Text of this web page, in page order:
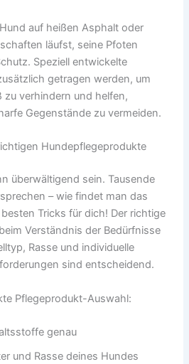
auf heißen Asphalt oder
läufst, seine Pfoten
Speziell entwickelte
getragen werden, um
zu verhindern und helfen,
Gegenstände zu vermeiden.
Hundepflegeprodukte
überwältigend sein. Tausende
– wie findet man das
Tricks für dich! Der richtige
Verständnis der Bedürfnisse
Rasse und individuelle
sind entscheidend.
Pflegeprodukt-Auswahl:
genau
und Rasse deines Hundes